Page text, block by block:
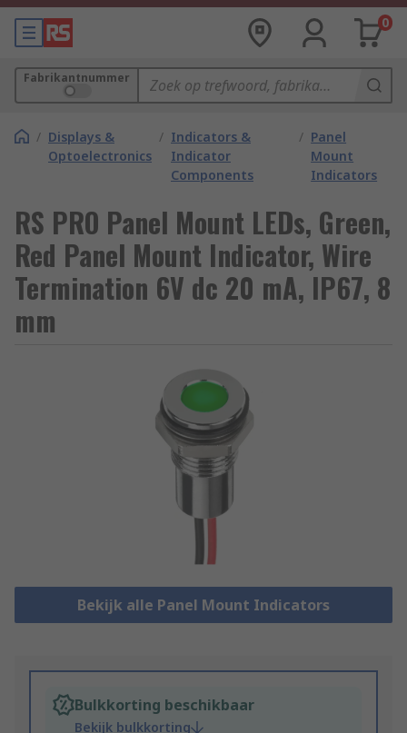
0
Fabrikantnummer
/ Displays &
Optoelectronics
/ Indicators &
Indicator
Components
/ Panel
Mount
Indicators
RS PRO Panel Mount LEDs, Green,
Red Panel Mount Indicator, Wire
Termination 6V dc 20 mA, IP67, 8
mm
Bekijk alle Panel Mount Indicators
Bulkkorting beschikbaar
Bekijk bulkkorting